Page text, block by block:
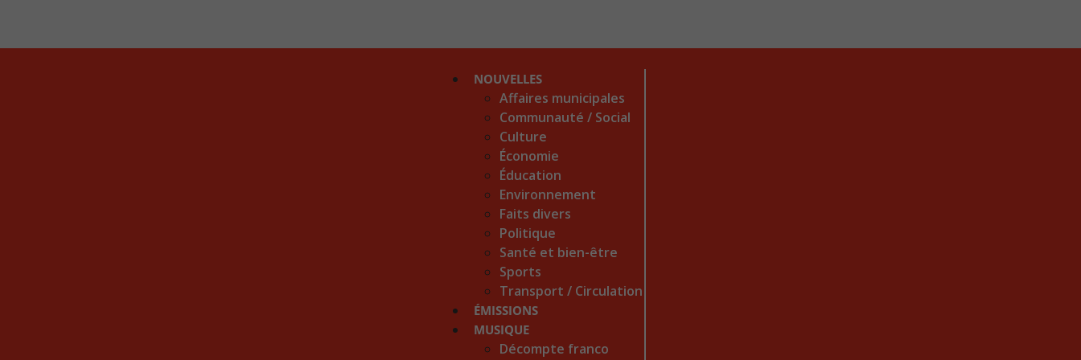
NOUVELLES
Affaires municipales
Communauté / Social
Culture
Économie
Éducation
Environnement
Faits divers
Politique
Santé et bien-être
Sports
Transport / Circulation
ÉMISSIONS
MUSIQUE
Décompte franco